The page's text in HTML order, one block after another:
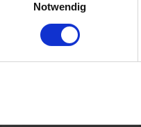
Notwendig